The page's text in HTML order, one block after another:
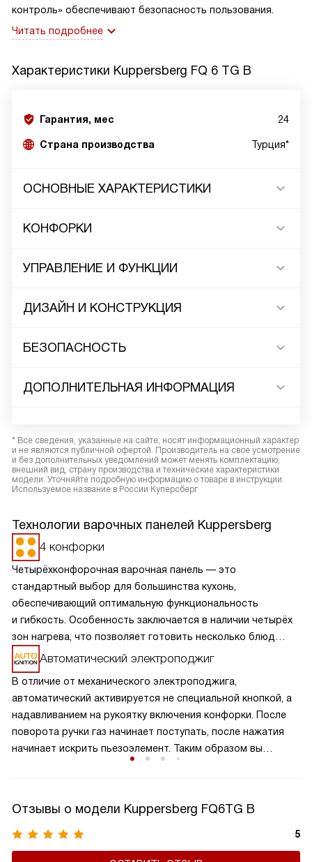
контроль» обеспечивают безопасность пользования.
Читать подробнее
Характеристики Kuppersberg FQ 6 TG B
Гарантия, мес 24
Страна производства Турция*
ОСНОВНЫЕ ХАРАКТЕРИСТИКИ
КОНФОРКИ
УПРАВЛЕНИЕ И ФУНКЦИИ
ДИЗАЙН И КОНСТРУКЦИЯ
БЕЗОПАСНОСТЬ
ДОПОЛНИТЕЛЬНАЯ ИНФОРМАЦИЯ
* Все сведения, указанные на сайте, носят информационный характер
и не являются публичной офертой. Производитель на свое усмотрение
и без дополнительных уведомлений может менять комплектацию,
внешний вид, страну производства и технические характеристики
модели. Уточняйте подробную информацию о товаре в инструкции.
Используемое название в России Куперсберг
Технологии варочных панелей Kuppersberg
4 конфорки
Четырёхконфорочная варочная панель — это
стандартный выбор для большинства кухонь,
обеспечивающий оптимальную функциональность
и гибкость. Особенность заключается в наличии четырёх
зон нагрева, что позволяет готовить несколько блюд
одновременно, экономя время и усилия. Разнообразие
размеров и мощностей конфорок подходит для
различных кулинарных задач, от быстрого кипячения
до медленного тушения. Такая панель обеспечивает
равномерное распределение тепла и удобное
расположение посуды, что делает её идеальной для
семейного использования.
Автоматический электроподжиг
В отличие от механического электроподжига,
автоматический активируется не специальной кнопкой, а
надавливанием на рукоятку включения конфорки. После
поворота ручки газ начинает поступать, после нажатия
начинает искрить пьезоэлемент. Таким образом вы
Отзывы о модели Kuppersberg FQ6TG B
5